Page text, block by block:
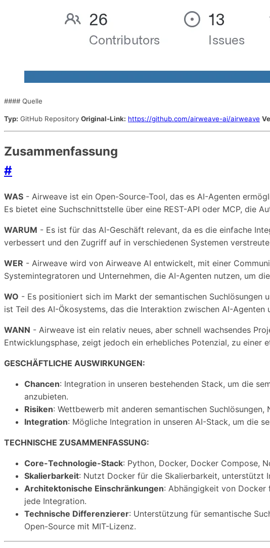
#### Quelle
Typ: GitHub Repository Original-Link: https://github.com/airweave-ai/airweave
Zusammenfassung
#
WAS - Airweave ist ein Open-Source-Tool, das es AI-Agenten
Es bietet eine Suchschnittstelle über eine REST-API oder MCP, die
WARUM - Es ist für das AI-Geschäft relevant, da es die einfache
verbessert und den Zugriff auf in verschiedenen Systemen
WER - Airweave wird von Airweave AI entwickelt, mit einer
Systemintegratoren und Unternehmen, die AI-Agenten nutzen, um
WO - Es positioniert sich im Markt der semantischen Suchlösungen
ist Teil des AI-Ökosystems, das die Interaktion zwischen AI-
WANN - Airweave ist ein relativ neues, aber schnell wachsendes
Entwicklungsphase, zeigt jedoch ein erhebliches Potenzial, zu einer
GESCHÄFTLICHE AUSWIRKUNGEN:
Chancen: Integration in unseren bestehenden Stack, um die
anzubieten.
Risiken: Wettbewerb mit anderen semantischen
Integration: Mögliche Integration in unseren AI-Stack, um die
TECHNISCHE ZUSAMMENFASSUNG:
Core-Technologie-Stack: Python, Docker, Docker Compose,
Skalierbarkeit: Nutzt Docker für die Skalierbarkeit, unterstützt
Architektonische Einschränkungen: Abhängigkeit von
jede Integration.
Technische Differenzierer: Unterstützung für semantische
Open-Source mit MIT-Lizenz.